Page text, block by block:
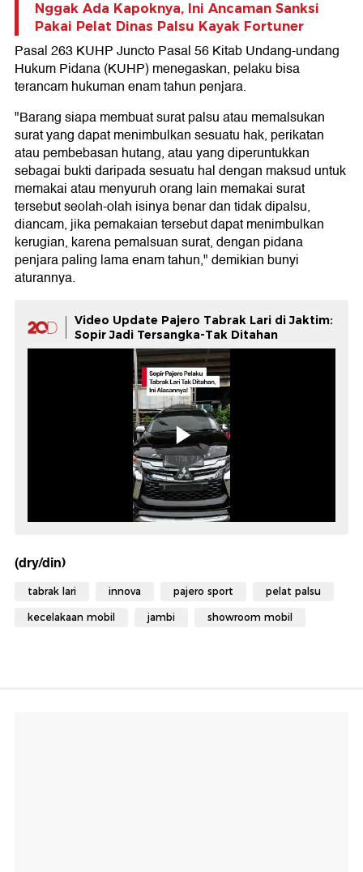
Nggak Ada Kapoknya, Ini Ancaman Sanksi
Pakai Pelat Dinas Palsu Kayak Fortuner
Pasal 263 KUHP Juncto Pasal 56 Kitab Undang-undang
Hukum Pidana (KUHP) menegaskan, pelaku bisa
terancam hukuman enam tahun penjara.
"Barang siapa membuat surat palsu atau memalsukan
surat yang dapat menimbulkan sesuatu hak, perikatan
atau pembebasan hutang, atau yang diperuntukkan
sebagai bukti daripada sesuatu hal dengan maksud untuk
memakai atau menyuruh orang lain memakai surat
tersebut seolah-olah isinya benar dan tidak dipalsu,
diancam, jika pemakaian tersebut dapat menimbulkan
kerugian, karena pemalsuan surat, dengan pidana
penjara paling lama enam tahun," demikian bunyi
aturannya.
Video Update Pajero Tabrak Lari di Jaktim:
Sopir Jadi Tersangka-Tak Ditahan
(dry/din)
tabrak lari innova pajero sport pelat palsu
kecelakaan mobil jambi showroom mobil